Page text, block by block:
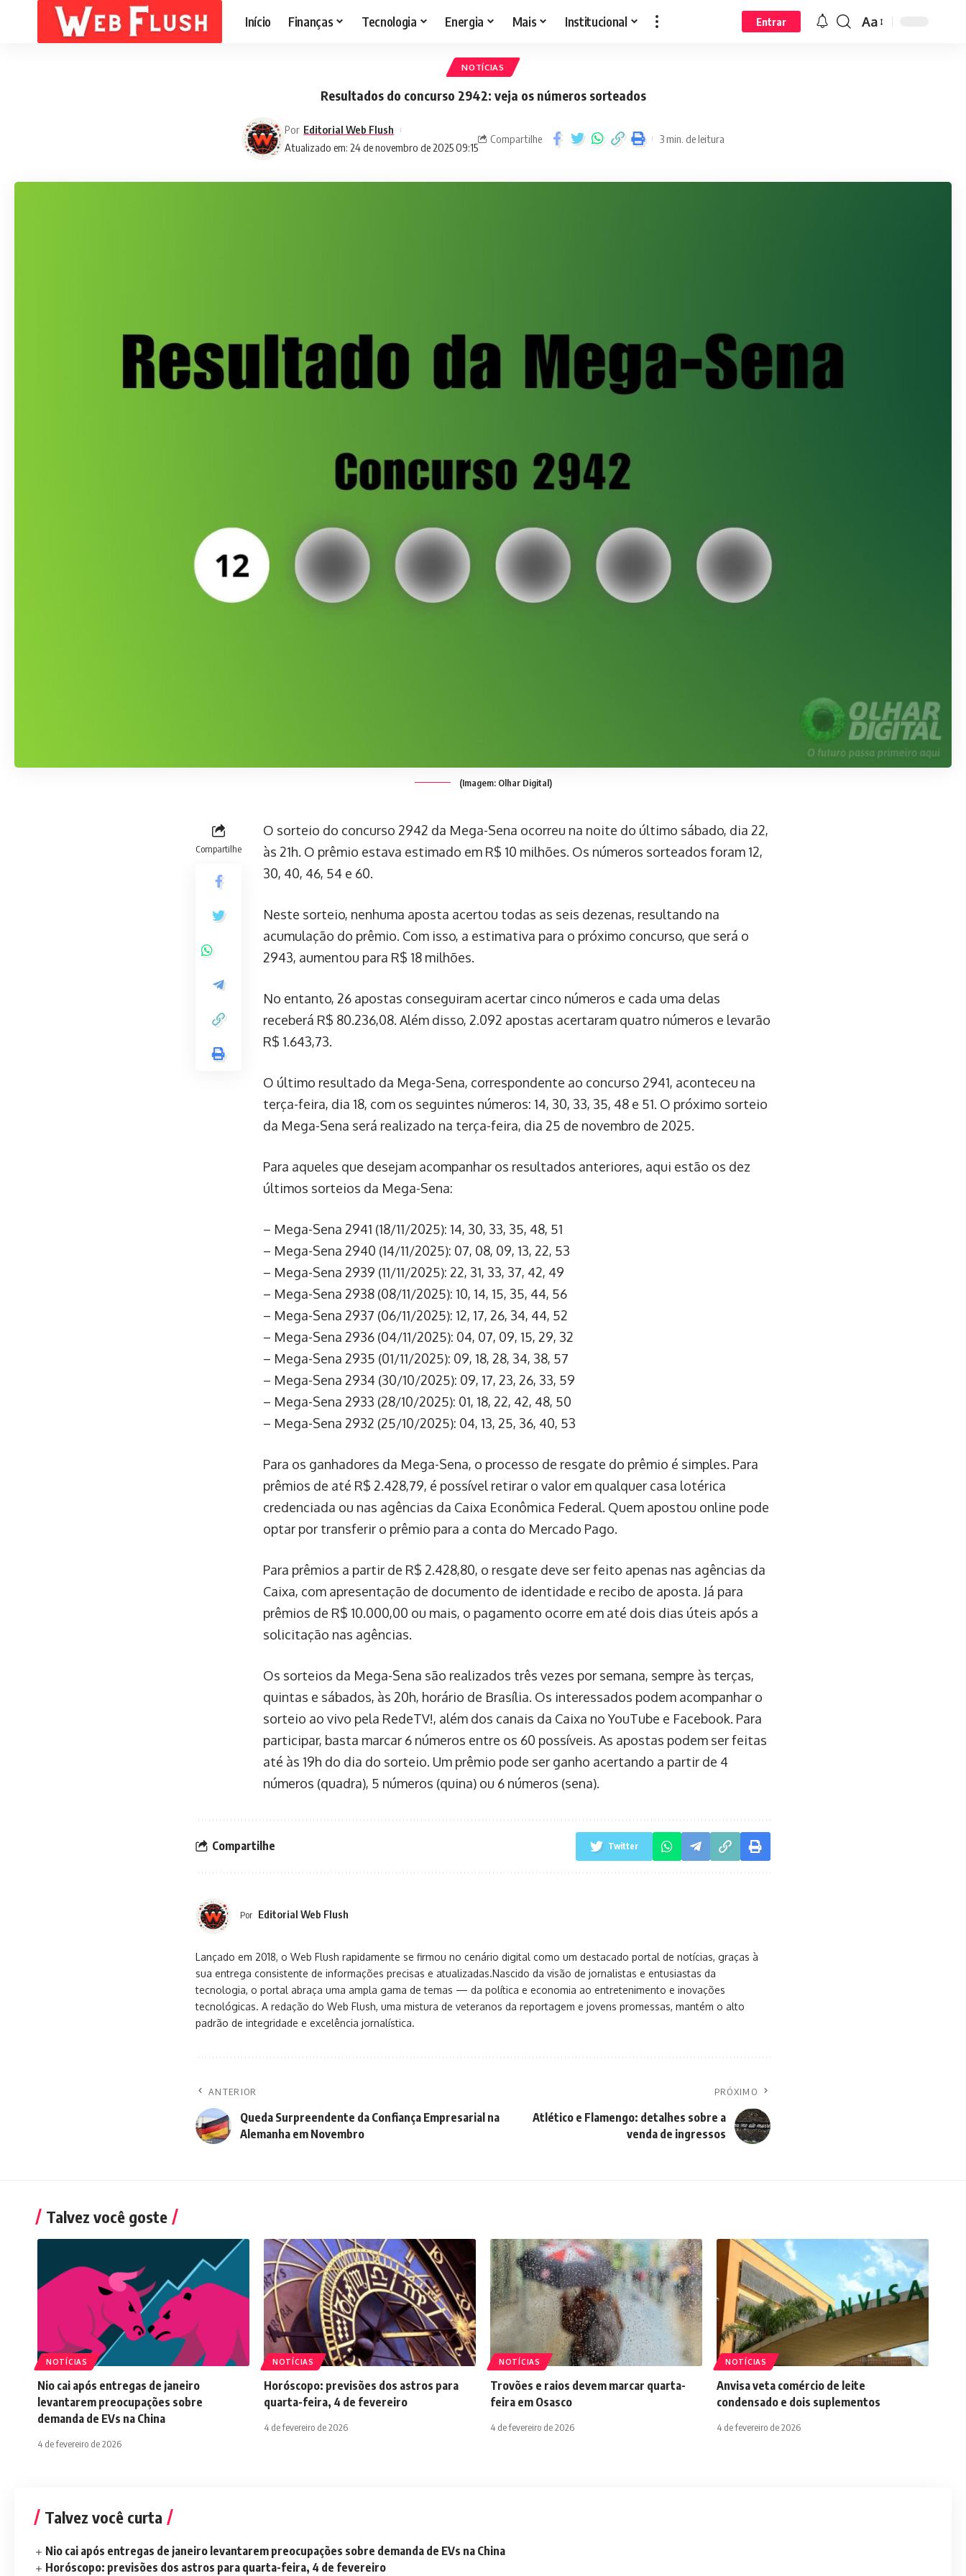
Início Finanças Tecnologia Energia Mais Institucional Entrar Aa
NOTÍCIAS
Resultados do concurso 2942: veja os números sorteados
Atualizado em: 24 de novembro de 2025 09:15
Por Editorial Web Flush
Compartilhe 3 min. de leitura
(Imagem: Olhar Digital)
Compartilhe
O sorteio do concurso 2942 da Mega-Sena ocorreu na noite do último sábado, dia 22,
às 21h. O prêmio estava estimado em R$ 10 milhões. Os números sorteados foram 12,
30, 40, 46, 54 e 60.
Neste sorteio, nenhuma aposta acertou todas as seis dezenas, resultando na
acumulação do prêmio. Com isso, a estimativa para o próximo concurso, que será o
2943, aumentou para R$ 18 milhões.
No entanto, 26 apostas conseguiram acertar cinco números e cada uma delas
receberá R$ 80.236,08. Além disso, 2.092 apostas acertaram quatro números e levarão
R$ 1.643,73.
O último resultado da Mega-Sena, correspondente ao concurso 2941, aconteceu na
terça-feira, dia 18, com os seguintes números: 14, 30, 33, 35, 48 e 51. O próximo sorteio
da Mega-Sena será realizado na terça-feira, dia 25 de novembro de 2025.
Para aqueles que desejam acompanhar os resultados anteriores, aqui estão os dez
últimos sorteios da Mega-Sena:
– Mega-Sena 2941 (18/11/2025): 14, 30, 33, 35, 48, 51
– Mega-Sena 2940 (14/11/2025): 07, 08, 09, 13, 22, 53
– Mega-Sena 2939 (11/11/2025): 22, 31, 33, 37, 42, 49
– Mega-Sena 2938 (08/11/2025): 10, 14, 15, 35, 44, 56
– Mega-Sena 2937 (06/11/2025): 12, 17, 26, 34, 44, 52
– Mega-Sena 2936 (04/11/2025): 04, 07, 09, 15, 29, 32
– Mega-Sena 2935 (01/11/2025): 09, 18, 28, 34, 38, 57
– Mega-Sena 2934 (30/10/2025): 09, 17, 23, 26, 33, 59
– Mega-Sena 2933 (28/10/2025): 01, 18, 22, 42, 48, 50
– Mega-Sena 2932 (25/10/2025): 04, 13, 25, 36, 40, 53
Para os ganhadores da Mega-Sena, o processo de resgate do prêmio é simples. Para
prêmios de até R$ 2.428,79, é possível retirar o valor em qualquer casa lotérica
credenciada ou nas agências da Caixa Econômica Federal. Quem apostou online pode
optar por transferir o prêmio para a conta do Mercado Pago.
Para prêmios a partir de R$ 2.428,80, o resgate deve ser feito apenas nas agências da
Caixa, com apresentação de documento de identidade e recibo de aposta. Já para
prêmios de R$ 10.000,00 ou mais, o pagamento ocorre em até dois dias úteis após a
solicitação nas agências.
Os sorteios da Mega-Sena são realizados três vezes por semana, sempre às terças,
quintas e sábados, às 20h, horário de Brasília. Os interessados podem acompanhar o
sorteio ao vivo pela RedeTV!, além dos canais da Caixa no YouTube e Facebook. Para
participar, basta marcar 6 números entre os 60 possíveis. As apostas podem ser feitas
até às 19h do dia do sorteio. Um prêmio pode ser ganho acertando a partir de 4
números (quadra), 5 números (quina) ou 6 números (sena).
Compartilhe Twitter
Por Editorial Web Flush
Lançado em 2018, o Web Flush rapidamente se firmou no cenário digital como um destacado portal de notícias, graças à
sua entrega consistente de informações precisas e atualizadas.Nascido da visão de jornalistas e entusiastas da
tecnologia, o portal abraça uma ampla gama de temas — da política e economia ao entretenimento e inovações
tecnológicas. A redação do Web Flush, uma mistura de veteranos da reportagem e jovens promessas, mantém o alto
padrão de integridade e excelência jornalística.
ANTERIOR
Queda Surpreendente da Confiança Empresarial na
Alemanha em Novembro
PRÓXIMO
Atlético e Flamengo: detalhes sobre a
venda de ingressos
Talvez você goste
NOTÍCIAS
Nio cai após entregas de janeiro
levantarem preocupações sobre
demanda de EVs na China
4 de fevereiro de 2026
NOTÍCIAS
Horóscopo: previsões dos astros para
quarta-feira, 4 de fevereiro
4 de fevereiro de 2026
NOTÍCIAS
Trovões e raios devem marcar quarta-
feira em Osasco
4 de fevereiro de 2026
NOTÍCIAS
Anvisa veta comércio de leite
condensado e dois suplementos
4 de fevereiro de 2026
Talvez você curta
Nio cai após entregas de janeiro levantarem preocupações sobre demanda de EVs na China
Horóscopo: previsões dos astros para quarta-feira, 4 de fevereiro